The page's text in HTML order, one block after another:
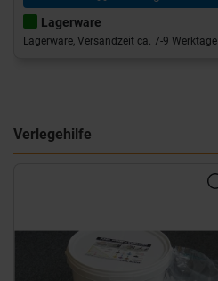
Lagerware
Lagerware, Versandzeit ca. 7-9 Werktage
Verlegehilfe